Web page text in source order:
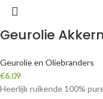
Geurolie
Geurolie en Oliebranders
€6.09
Heerlijk ruikende 100%